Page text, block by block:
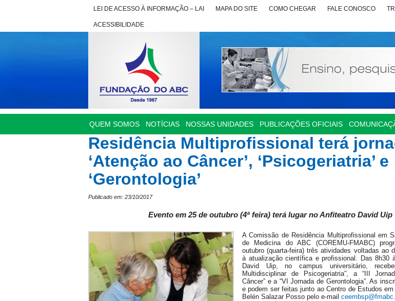
LEI DE ACESSO À INFORMAÇÃO – LAI MAPA DO SITE COMO CHEGAR FALE CONOSCO
ACESSIBILIDADE
QUEM SOMOS NOTÍCIAS NOSSAS UNIDADES PUBLICAÇÕES OFICIAIS
Residência Multiprofissional terá
‘Atenção ao Câncer’, ‘Psicogeriatria’ e
‘Gerontologia’
Publicado em: 23/10/2017
Evento em 25 de outubro (4ª feira) terá lugar no Anfiteatro David Uip
A Comissão de Residência Multiprofissional em
de Medicina do ABC (COREMU-FMABC)
outubro (quarta-feira) três atividades voltadas ao
à atualização científica e profissional. Das 8h30
David Uip, no campus universitário,
Multidisciplinar de Psicogeriatria”, a “III
Câncer” e a “VI Jornada de Gerontologia”. As
e podem ser feitas junto ao Centro de Estudos
Belén Salazar Posso pelo e-mail